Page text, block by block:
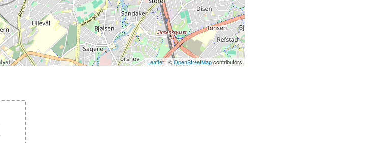
Leaflet| ©OpenStreetMapcontributors